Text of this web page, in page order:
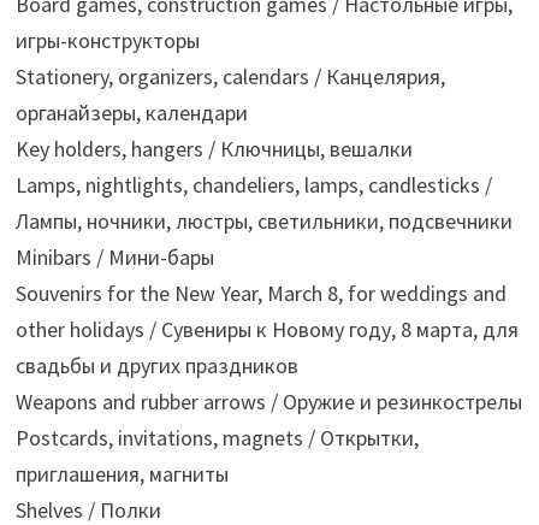
игры-конструкторы
Stationery, organizers, calendars / Канцелярия,
органайзеры, календари
Key holders, hangers / Ключницы, вешалки
Lamps, nightlights, chandeliers, lamps, candlesticks /
Лампы, ночники, люстры, светильники, подсвечники
Minibars / Мини-бары
Souvenirs for the New Year, March 8, for weddings and
other holidays / Сувениры к Новому году, 8 марта, для
свадьбы и других праздников
Weapons and rubber arrows / Оружие и резинкострелы
Postcards, invitations, magnets / Открытки,
приглашения, магниты
Shelves / Полки